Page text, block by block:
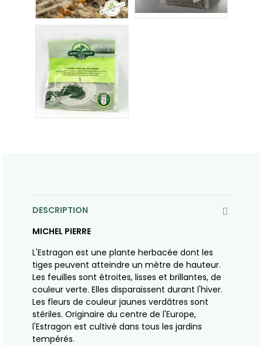
DESCRIPTION
MICHEL PIERRE
L'Estragon est une plante herbacée dont les
tiges peuvent atteindre un mètre de hauteur.
Les feuilles sont étroites, lisses et brillantes, de
couleur verte. Elles disparaissent durant l'hiver.
Les fleurs de couleur jaunes verdâtres sont
stériles. Originaire du centre de l'Europe,
l'Estragon est cultivé dans tous les jardins
tempérés.